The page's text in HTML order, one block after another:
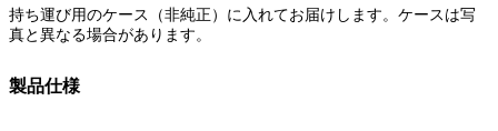
持ち運び用のケース（非純正）に入れてお届けします。ケースは写
真と異なる場合があります。
製品仕様